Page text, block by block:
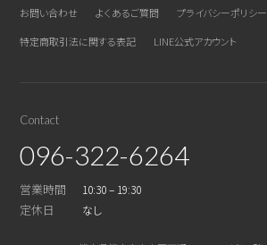
お問い合わせ よくあるご質問
プライバシーポリシー
特定商取引法に関する表記
LINE公式アカウント
Contact
096-322-6264
営業時間 10:30 – 19:30
定休日 なし